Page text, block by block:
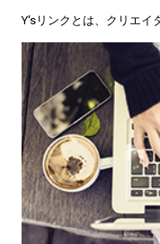
Y'sリンクとは、クリエイ